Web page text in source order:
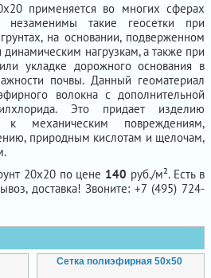
применяется во многих сферах
незаменимы такие геосетки при
на основании, подверженном
нагрузкам, а также при
укладке дорожного основания в
почвы. Данный геоматериал
волокна с дополнительной
Это придает изделию
к механическим повреждениям,
природным кислотам и щелочам,
20х20 по цене 140 руб./м². Есть в
доставка! Звоните: +7 (495) 724-
Сетка полиэфирная 50х50